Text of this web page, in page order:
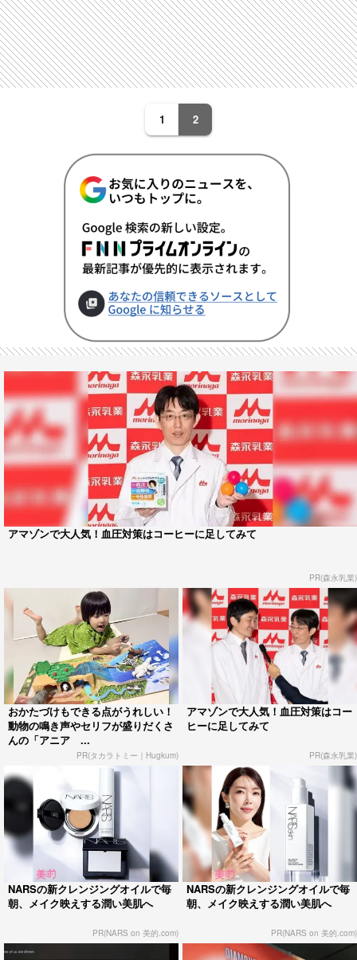
1 2
アマゾンで大人気！血圧対策はコーヒーに足してみて
PR(森永乳業)
おかたづけもできる点がうれしい！
動物の鳴き声やセリフが盛りだくさ
んの「アニア ...
PR(タカラトミー｜Hugkum)
アマゾンで大人気！血圧対策はコー
ヒーに足してみて
PR(森永乳業)
NARSの新クレンジングオイルで毎
朝、メイク映えする潤い美肌へ
PR(NARS on 美的.com)
NARSの新クレンジングオイルで毎
朝、メイク映えする潤い美肌へ
PR(NARS on 美的.com)